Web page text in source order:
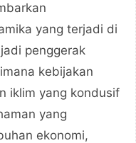
yang terjadi di
penggerak
kebijakan
iklim yang kondusif
yang
ekonomi,